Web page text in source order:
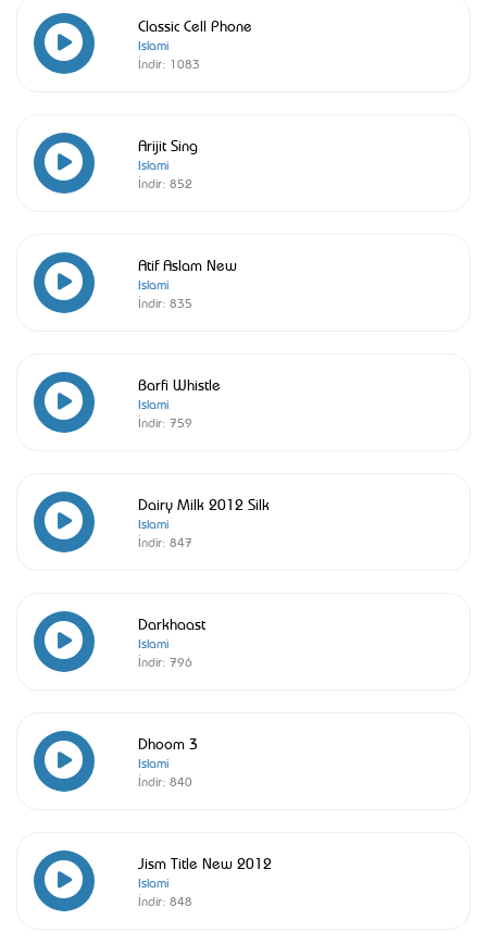
Classic Cell Phone
Islami
İndir: 1083
Arijit Sing
Islami
İndir: 852
Atif Aslam New
Islami
İndir: 835
Barfi Whistle
Islami
İndir: 759
Dairy Milk 2012 Silk
Islami
İndir: 847
Darkhaast
Islami
İndir: 796
Dhoom 3
Islami
İndir: 840
Jism Title New 2012
Islami
İndir: 848